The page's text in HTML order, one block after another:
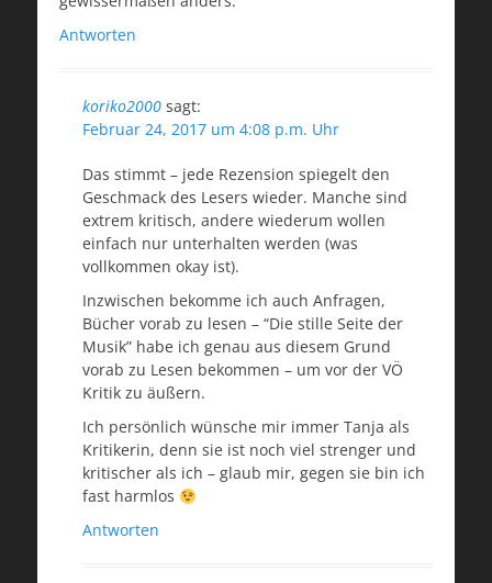
Antworten
koriko2000 sagt:
Februar 24, 2017 um 4:08 p.m. Uhr
Das stimmt – jede Rezension spiegelt den
Geschmack des Lesers wieder. Manche sind
extrem kritisch, andere wiederum wollen
einfach nur unterhalten werden (was
vollkommen okay ist).
Inzwischen bekomme ich auch Anfragen,
Bücher vorab zu lesen – “Die stille Seite der
Musik” habe ich genau aus diesem Grund
vorab zu Lesen bekommen – um vor der VÖ
Kritik zu äußern.
Ich persönlich wünsche mir immer Tanja als
Kritikerin, denn sie ist noch viel strenger und
kritischer als ich – glaub mir, gegen sie bin ich
fast harmlos
Antworten